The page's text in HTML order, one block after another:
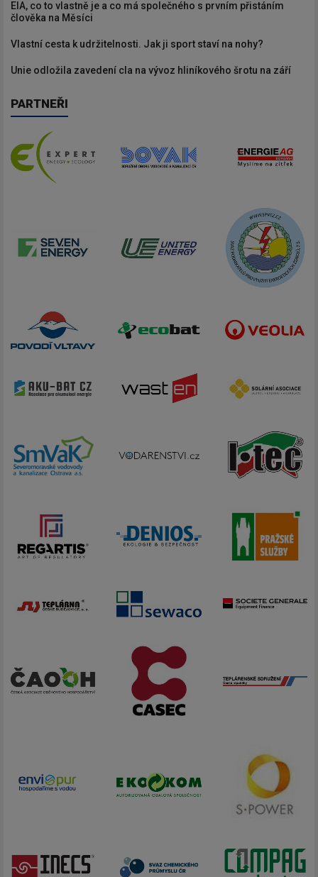
EIA, co to vlastně je a co má společného s prvním přistáním
člověka na Měsíci
Vlastní cesta k udržitelnosti. Jak ji sport staví na nohy?
Unie odložila zavedení cla na vývoz hliníkového šrotu na září
PARTNEŘI